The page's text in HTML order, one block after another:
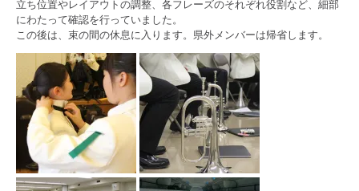
立ち位置やレイアウトの調整、各フレーズのそれぞれ役割など、細部
にわたって確認を行っていました。
この後は、束の間の休息に入ります。県外メンバーは帰省します。